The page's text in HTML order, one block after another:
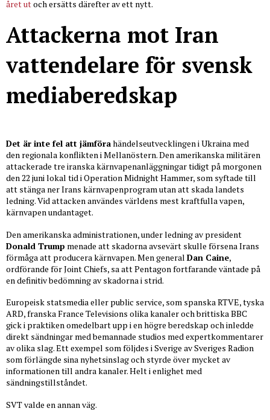
året utoch ersätts därefter av ett nytt.
Attackerna mot Iran
vattendelare för svensk
mediaberedskap
Det är inte fel att jämförahändelseutvecklingen i Ukraina med
den regionala konflikten i Mellanöstern. Den amerikanska militären
attackerade tre iranska kärnvapenanläggningar tidigt på morgonen
den 22 juni lokal tid i Operation Midnight Hammer, som syftade till
att stänga ner Irans kärnvapenprogram utan att skada landets
ledning. Vid attacken användes världens mest kraftfulla vapen,
kärnvapen undantaget.
Den amerikanska administrationen, under ledning av president
Donald Trump menade att skadorna avsevärt skulle försena Irans
förmåga att producera kärnvapen. Men general Dan Caine,
ordförande för Joint Chiefs, sa att Pentagon fortfarande väntade på
en definitiv bedömning av skadorna i strid.
Europeisk statsmedia eller public service, som spanska RTVE, tyska
ARD, franska France Televisions olika kanaler och brittiska BBC
gick i praktiken omedelbart upp i en högre beredskap och inledde
direkt sändningar med bemannade studios med expertkommentarer
av olika slag. Ett exempel som följdes i Sverige av Sveriges Radion
som förlängde sina nyhetsinslag och styrde över mycket av
informationen till andra kanaler. Helt i enlighet med
sändningstillståndet.
SVT valde en annan väg.